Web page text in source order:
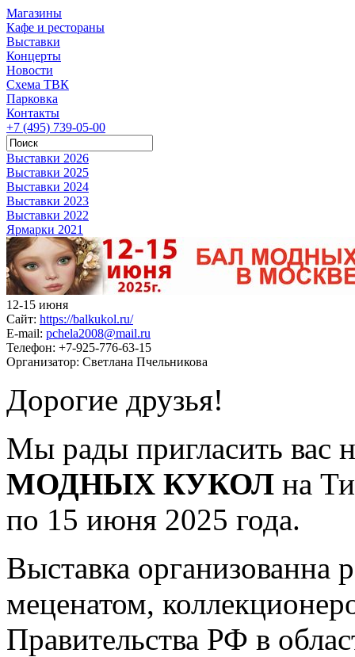
Магазины
Кафе и рестораны
Выставки
Концерты
Новости
Схема ТВК
Парковка
Контакты
+7 (495) 739-05-00
Выставки 2026
Выставки 2025
Выставки 2024
Выставки 2023
Выставки 2022
Ярмарки 2021
12-15 июня
Сайт: https://balkukol.ru/
E-mail: pchela2008@mail.ru
Телефон: +7-925-776-63-15
Организатор: Светлана Пчельникова
Дорогие друзья!
Мы рады пригласить вас
МОДНЫХ КУКОЛ на
по 15 июня 2025 года.
Выставка
меценатом,
Правительства РФ в